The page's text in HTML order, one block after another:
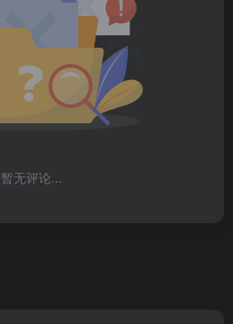
暂无评论...